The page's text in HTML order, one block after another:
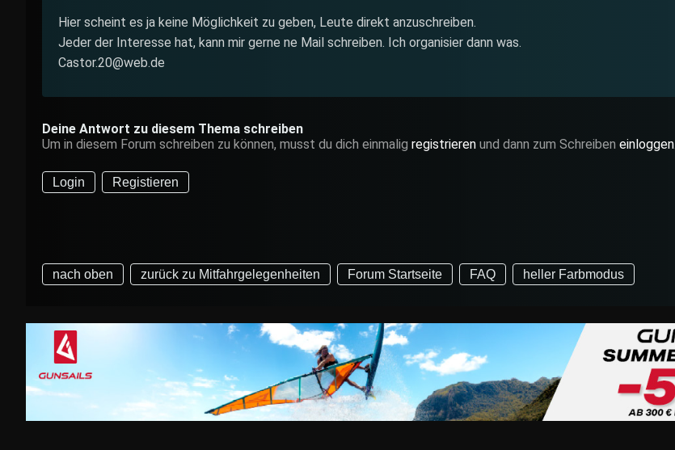
Hier scheint es ja keine Möglichkeit zu geben, Leute direkt anzuschreiben.
Jeder der Interesse hat, kann mir gerne ne Mail schreiben. Ich organisier dann was.
Castor.20@web.de
Deine Antwort zu diesem Thema schreiben
Um in diesem Forum schreiben zu können, musst du dich einmalig registrieren und dann zum Schreiben einloggen
Login Registieren
nach oben zurück zu Mitfahrgelegenheiten Forum Startseite FAQ heller Farbmodus